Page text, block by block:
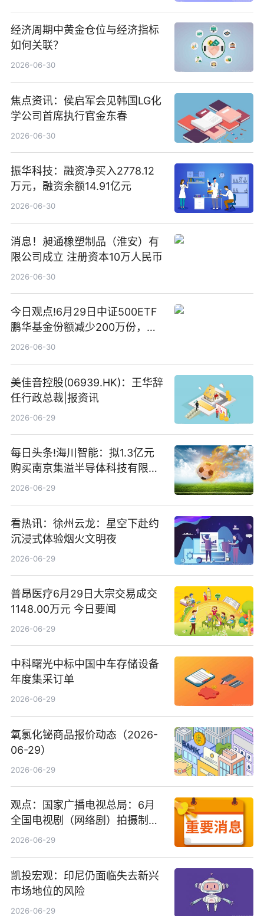
经济周期中黄金仓位与经济指标
如何关联？
2026-06-30
焦点资讯：侯启军会见韩国LG化
学公司首席执行官金东春
2026-06-30
振华科技：融资净买入2778.12
万元，融资余额14.91亿元
2026-06-30
消息！昶通橡塑制品（淮安）有
限公司成立 注册资本10万人民币
2026-06-30
今日观点!6月29日中证500ETF
鹏华基金份额减少200万份，重
仓股亨通光电、赤峰黄金、佰维
2026-06-30
美佳音控股(06939.HK)：王华辞
任行政总裁|报资讯
2026-06-29
每日头条!海川智能：拟1.3亿元
购买南京集溢半导体科技有限公
司15.3%股权
2026-06-29
看热讯：徐州云龙：星空下赴约
沉浸式体验烟火文明夜
2026-06-29
普昂医疗6月29日大宗交易成交
1148.00万元 今日要闻
2026-06-29
中科曙光中标中国中车存储设备
年度集采订单
2026-06-29
氧氯化铋商品报价动态（2026-
06-29）
2026-06-29
观点：国家广播电视总局：6月
全国电视剧（网络剧）拍摄制作
备案公示剧目197部
2026-06-29
凯投宏观：印尼仍面临失去新兴
市场地位的风险
2026-06-29